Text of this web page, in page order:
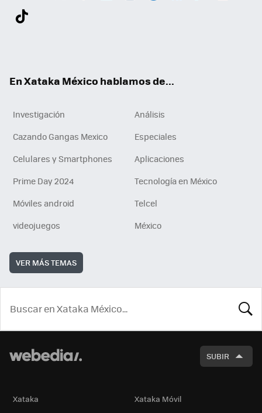
En Xataka México hablamos de...
Investigación
Análisis
Cazando Gangas Mexico
Especiales
Celulares y Smartphones
Aplicaciones
Prime Day 2024
Tecnología en México
Móviles android
Telcel
videojuegos
México
VER MÁS TEMAS
SUBIR
Xataka
Xataka Móvil